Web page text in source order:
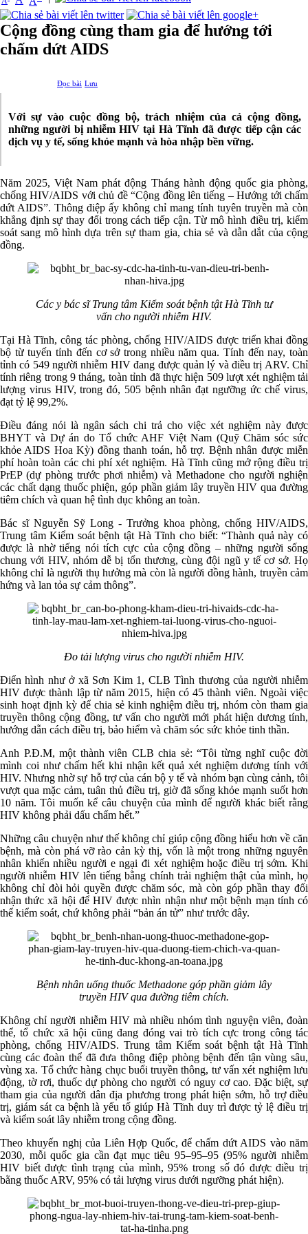
Cộng đồng cùng tham gia để hướng tới
chấm dứt AIDS
Đọc bài Lưu
Với sự vào cuộc đồng bộ, trách nhiệm của cả cộng đồng,
những người bị nhiễm HIV tại Hà Tĩnh đã được tiếp cận các
dịch vụ y tế, sống khỏe mạnh và hòa nhập bền vững.
Năm 2025, Việt Nam phát động Tháng hành động quốc gia phòng,
chống HIV/AIDS với chủ đề “Cộng đồng lên tiếng – Hướng tới chấm
dứt AIDS”. Thông điệp ấy không chỉ mang tính tuyên truyền mà còn
khẳng định sự thay đổi trong cách tiếp cận. Từ mô hình điều trị, kiểm
soát sang mô hình dựa trên sự tham gia, chia sẻ và dẫn dắt của cộng
đồng.
Các y bác sĩ Trung tâm Kiểm soát bệnh tật Hà Tĩnh tư
vấn cho người nhiễm HIV.
Tại Hà Tĩnh, công tác phòng, chống HIV/AIDS được triển khai đồng
bộ từ tuyến tỉnh đến cơ sở trong nhiều năm qua. Tính đến nay, toàn
tỉnh có 549 người nhiễm HIV đang được quản lý và điều trị ARV. Chỉ
tính riêng trong 9 tháng, toàn tỉnh đã thực hiện 509 lượt xét nghiệm tải
lượng virus HIV, trong đó, 505 bệnh nhân đạt ngưỡng ức chế virus,
đạt tỷ lệ 99,2%.
Điều đáng nói là ngân sách chi trả cho việc xét nghiệm này được
BHYT và Dự án do Tổ chức AHF Việt Nam (Quỹ Chăm sóc sức
khỏe AIDS Hoa Kỳ) đồng thanh toán, hỗ trợ. Bệnh nhân được miễn
phí hoàn toàn các chi phí xét nghiệm. Hà Tĩnh cũng mở rộng điều trị
PrEP (dự phòng trước phơi nhiễm) và Methadone cho người nghiện
các chất dạng thuốc phiện, góp phần giảm lây truyền HIV qua đường
tiêm chích và quan hệ tình dục không an toàn.
Bác sĩ Nguyễn Sỹ Long - Trưởng khoa phòng, chống HIV/AIDS,
Trung tâm Kiểm soát bệnh tật Hà Tĩnh cho biết: “Thành quả này có
được là nhờ tiếng nói tích cực của cộng đồng – những người sống
chung với HIV, nhóm dễ bị tổn thương, cùng đội ngũ y tế cơ sở. Họ
không chỉ là người thụ hưởng mà còn là người đồng hành, truyền cảm
hứng và lan tỏa sự cảm thông”.
Đo tải lượng virus cho người nhiễm HIV.
Điển hình như ở xã Sơn Kim 1, CLB Tình thương của người nhiễm
HIV được thành lập từ năm 2015, hiện có 45 thành viên. Ngoài việc
sinh hoạt định kỳ để chia sẻ kinh nghiệm điều trị, nhóm còn tham gia
truyền thông cộng đồng, tư vấn cho người mới phát hiện dương tính,
hướng dẫn cách điều trị, bảo hiểm và chăm sóc sức khỏe tinh thần.
Anh P.Đ.M, một thành viên CLB chia sẻ: “Tôi từng nghĩ cuộc đời
mình coi như chấm hết khi nhận kết quả xét nghiệm dương tính với
HIV. Nhưng nhờ sự hỗ trợ của cán bộ y tế và nhóm bạn cùng cảnh, tôi
vượt qua mặc cảm, tuân thủ điều trị, giờ đã sống khỏe mạnh suốt hơn
10 năm. Tôi muốn kể câu chuyện của mình để người khác biết rằng
HIV không phải dấu chấm hết.”
Những câu chuyện như thế không chỉ giúp cộng đồng hiểu hơn về căn
bệnh, mà còn phá vỡ rào cản kỳ thị, vốn là một trong những nguyên
nhân khiến nhiều người e ngại đi xét nghiệm hoặc điều trị sớm. Khi
người nhiễm HIV lên tiếng bằng chính trải nghiệm thật của mình, họ
không chỉ đòi hỏi quyền được chăm sóc, mà còn góp phần thay đổi
nhận thức xã hội để HIV được nhìn nhận như một bệnh mạn tính có
thể kiểm soát, chứ không phải “bản án tử” như trước đây.
Bệnh nhân uống thuốc Methadone góp phần giảm lây
truyền HIV qua đường tiêm chích.
Không chỉ người nhiễm HIV mà nhiều nhóm tình nguyện viên, đoàn
thể, tổ chức xã hội cũng đang đóng vai trò tích cực trong công tác
phòng, chống HIV/AIDS. Trung tâm Kiểm soát bệnh tật Hà Tĩnh
cùng các đoàn thể đã đưa thông điệp phòng bệnh đến tận vùng sâu,
vùng xa. Tổ chức hàng chục buổi truyền thông, tư vấn xét nghiệm lưu
động, tờ rơi, thuốc dự phòng cho người có nguy cơ cao. Đặc biệt, sự
tham gia của người dân địa phương trong phát hiện sớm, hỗ trợ điều
trị, giám sát ca bệnh là yếu tố giúp Hà Tĩnh duy trì được tỷ lệ điều trị
và kiểm soát lây nhiễm trong cộng đồng.
Theo khuyến nghị của Liên Hợp Quốc, để chấm dứt AIDS vào năm
2030, mỗi quốc gia cần đạt mục tiêu 95–95–95 (95% người nhiễm
HIV biết được tình trạng của mình, 95% trong số đó được điều trị
bằng thuốc ARV, 95% có tải lượng virus dưới ngưỡng phát hiện).